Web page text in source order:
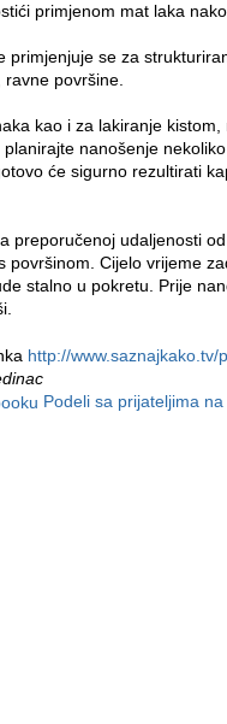
primjenom mat laka
primjenjuje se za
površine.
kao i za lakiranje
nanošenje
će sigurno rezultirati
preporučenoj udaljenosti
površinom. Cijelo vrijeme
stalno u pokretu. Prije
http://
Podeli sa prijateljima